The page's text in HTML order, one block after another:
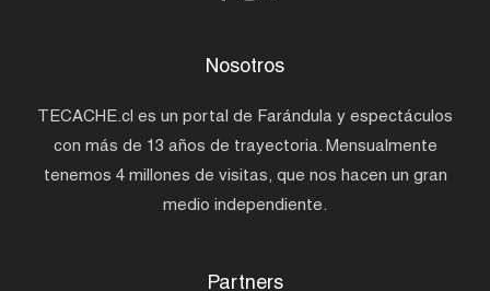
Nosotros
TECACHE.cl es un portal de Farándula y espectáculos
con más de 13 años de trayectoria. Mensualmente
tenemos 4 millones de visitas, que nos hacen un gran
medio independiente.
Partners